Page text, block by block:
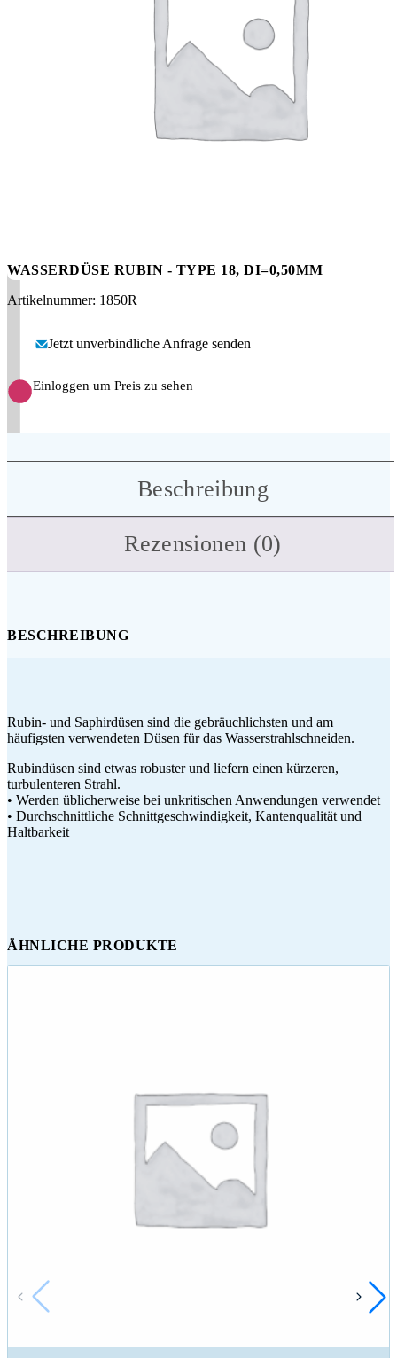
WASSERDÜSE RUBIN - TYPE 18, DI=0,50MM
Artikelnummer: 1850R
Jetzt unverbindliche Anfrage senden
Einloggen um Preis zu sehen
Beschreibung
Rezensionen (0)
BESCHREIBUNG
Rubin- und Saphirdüsen sind die gebräuchlichsten und am
häufigsten verwendeten Düsen für das Wasserstrahlschneiden.
Rubindüsen sind etwas robuster und liefern einen kürzeren,
turbulenteren Strahl.
• Werden üblicherweise bei unkritischen Anwendungen verwendet
• Durchschnittliche Schnittgeschwindigkeit, Kantenqualität und
Haltbarkeit
ÄHNLICHE PRODUKTE